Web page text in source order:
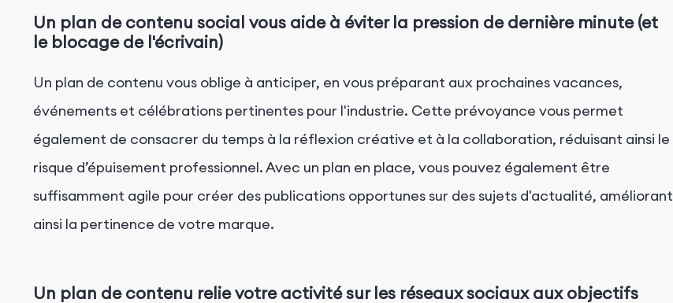
Un plan de contenu social vous aide à éviter la pression de dernière minute (et
le blocage de l'écrivain)
Un plan de contenu vous oblige à anticiper, en vous préparant aux prochaines vacances,
événements et célébrations pertinentes pour l'industrie. Cette prévoyance vous permet
également de consacrer du temps à la réflexion créative et à la collaboration, réduisant ainsi le
risque d’épuisement professionnel. Avec un plan en place, vous pouvez également être
suffisamment agile pour créer des publications opportunes sur des sujets d'actualité, améliorant
ainsi la pertinence de votre marque.
Un plan de contenu relie votre activité sur les réseaux sociaux aux objectifs